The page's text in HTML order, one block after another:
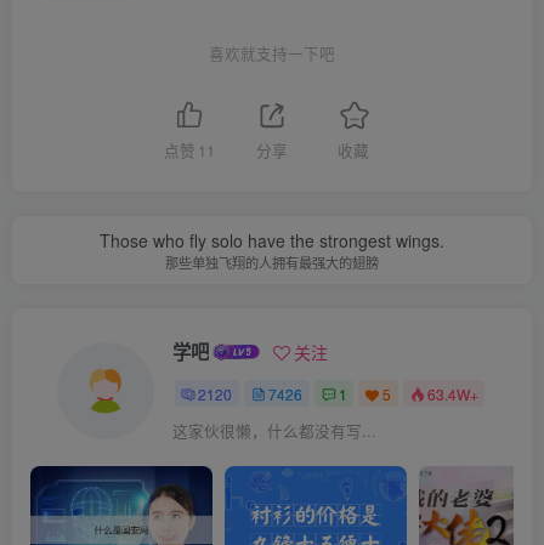
喜欢就支持一下吧
点赞 11 分享 收藏
Those who fly solo have the strongest wings.
那些单独飞翔的人拥有最强大的翅膀
学吧 关注
2120 7426 1 5 63.4W+
这家伙很懒，什么都没有写...